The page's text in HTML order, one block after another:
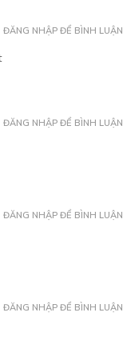
ĐĂNG NHẬP ĐỂ BÌNH LUẬN
ĐĂNG NHẬP ĐỂ BÌNH LUẬN
ĐĂNG NHẬP ĐỂ BÌNH LUẬN
ĐĂNG NHẬP ĐỂ BÌNH LUẬN